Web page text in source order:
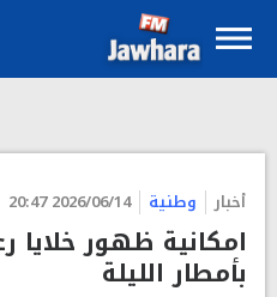
أخبار وطنية 2026/06/14 20:47
امكانية ظهور خلايا
بأمطار الليلة